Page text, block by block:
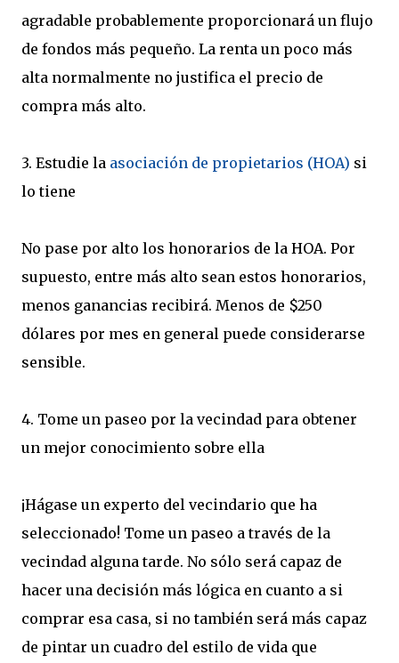
agradable probablemente proporcionará un flujo
de fondos más pequeño. La renta un poco más
alta normalmente no justifica el precio de
compra más alto.
3. Estudie la asociación de propietarios (HOA) si
lo tiene
No pase por alto los honorarios de la HOA. Por
supuesto, entre más alto sean estos honorarios,
menos ganancias recibirá. Menos de $250
dólares por mes en general puede considerarse
sensible.
4. Tome un paseo por la vecindad para obtener
un mejor conocimiento sobre ella
¡Hágase un experto del vecindario que ha
seleccionado! Tome un paseo a través de la
vecindad alguna tarde. No sólo será capaz de
hacer una decisión más lógica en cuanto a si
comprar esa casa, si no también será más capaz
de pintar un cuadro del estilo de vida que